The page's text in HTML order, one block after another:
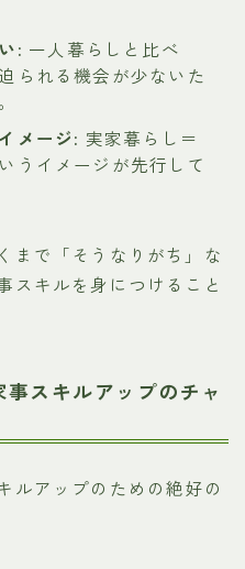
: 一人暮らしと比べ
られる機会が少ないた
メージ: 実家暮らし＝
うイメージが先行して
まで「そうなりがち」な
スキルを身につけること
スキルアップのチャ
ルアップのための絶好の